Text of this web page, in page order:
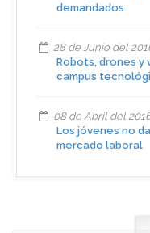
demandados
28 de Junio del
Robots, drones y
campus
08 de Abril del
Los jóvenes no
mercado laboral